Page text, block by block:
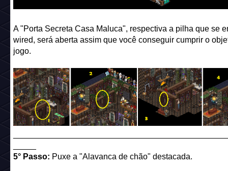
A "Porta Secreta Casa Maluca", respectiva a pilha que se
wired, será aberta assim que você conseguir cumprir o
jogo.
5° Passo: Puxe a "Alavanca de chão" destacada.